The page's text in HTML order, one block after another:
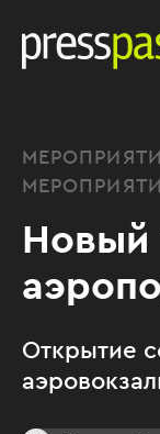
Новый
Открытие